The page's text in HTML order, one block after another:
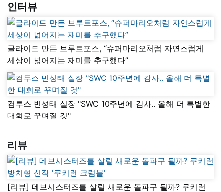
인터뷰
글라이드 만든 브루트포스, “슈퍼마리오처럼 자연스럽게
세상이 넓어지는 재미를 추구했다”
컴투스 빈성태 실장 "SWC 10주년에 감사.. 올해 더 특별한
대회로 꾸며질 것"
리뷰
[리뷰] 데브시스터즈를 살릴 새로운 돌파구 될까? 쿠키런